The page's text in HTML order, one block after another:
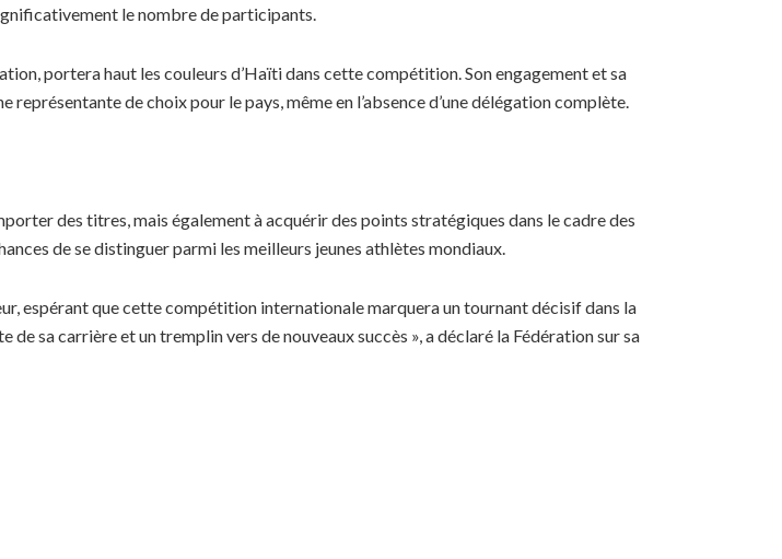
le nombre de participants.
portera haut les couleurs d’Haïti dans cette compétition. Son engagement et sa
de choix pour le pays, même en l’absence d’une délégation complète.
des titres, mais également à acquérir des points stratégiques dans le cadre des
de se distinguer parmi les meilleurs jeunes athlètes mondiaux.
espérant que cette compétition internationale marquera un tournant décisif dans la
sa carrière et un tremplin vers de nouveaux succès », a déclaré la Fédération sur sa